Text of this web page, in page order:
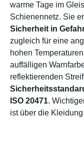
warme Tage im
Schienennetz. Sie
Sicherheit in
zugleich für eine
hohen
auffälligen
reflektierenden
ISO 20471.
ist über die